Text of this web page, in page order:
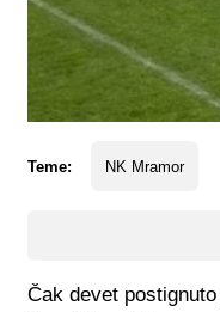
Teme: NK Mramor
Čak devet